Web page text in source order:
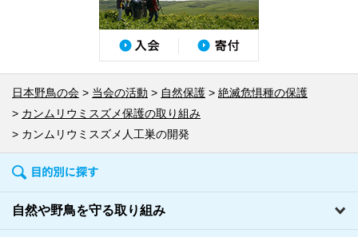
日本野鳥の会 当会の活動 自然保護
絶滅危惧種の保護
カンムリウミスズメ保護の取り組み
カンムリウミスズメ人工巣の開発
自然や野鳥を守る取り組み